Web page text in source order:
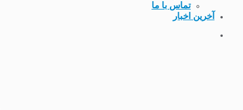
تماس با ما
آخرین اخبار